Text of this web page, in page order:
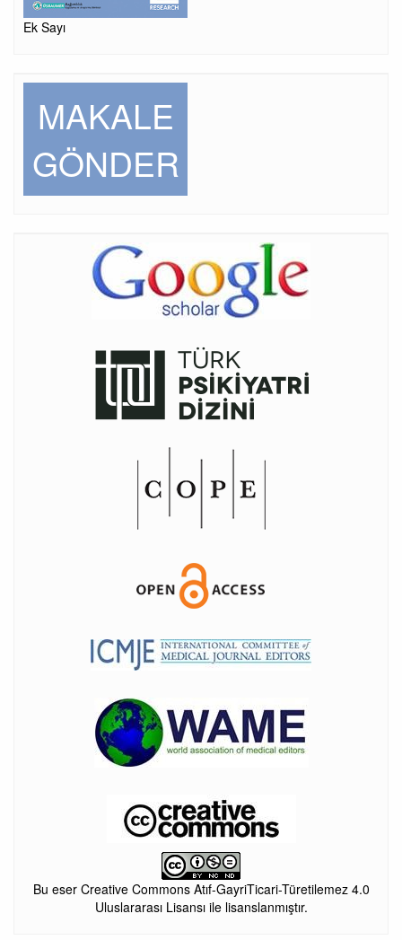
Ek Sayı
MAKALE
GÖNDER
Bu eser Creative Commons Atıf-GayriTicari-Türetilemez 4.0
Uluslararası Lisansı ile lisanslanmıştır.